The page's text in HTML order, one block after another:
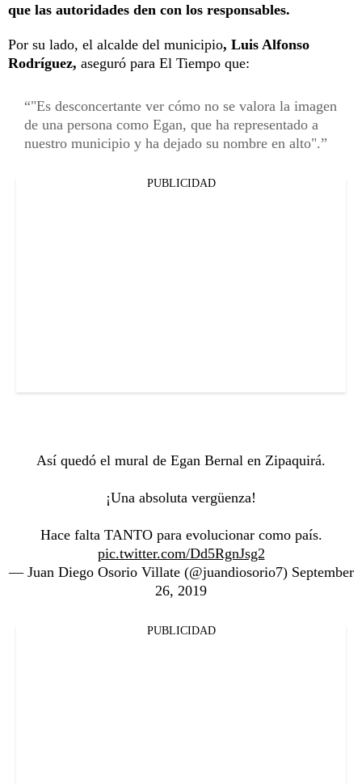
que las autoridades den con los responsables.
Por su lado, el alcalde del municipio, Luis Alfonso
Rodríguez, aseguró para El Tiempo que:
"Es desconcertante ver cómo no se valora la imagen
de una persona como Egan, que ha representado a
nuestro municipio y ha dejado su nombre en alto".
PUBLICIDAD
Así quedó el mural de Egan Bernal en Zipaquirá.
¡Una absoluta vergüenza!
Hace falta TANTO para evolucionar como país.
pic.twitter.com/Dd5RgnJsg2
— Juan Diego Osorio Villate (@juandiosorio7) September
26, 2019
PUBLICIDAD